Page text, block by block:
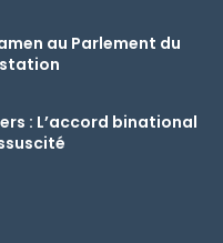
au Parlement du
: L’accord binational